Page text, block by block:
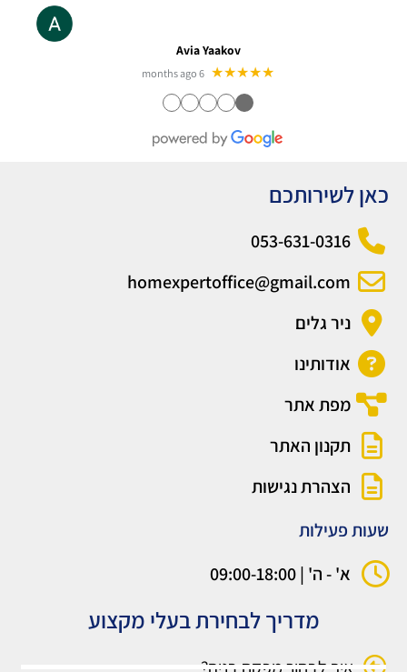
Avia Yaakov
★★★★★
6 months ago
●
●
●
●
●
כאן לשירותכם
053-631-0316
homexpertoffice@gmail.com
ניר גלים
אודותינו
מפת אתר
תקנון האתר
הצהרת נגישות
שעות פעילות
א' - ה' | 09:00-18:00
מדריך לבחירת בעלי מקצוע
איך לבחור מפקח בניה?